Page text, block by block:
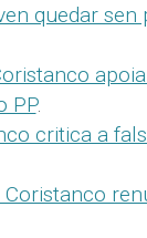
quedar
PP.
critica a
Coristanco